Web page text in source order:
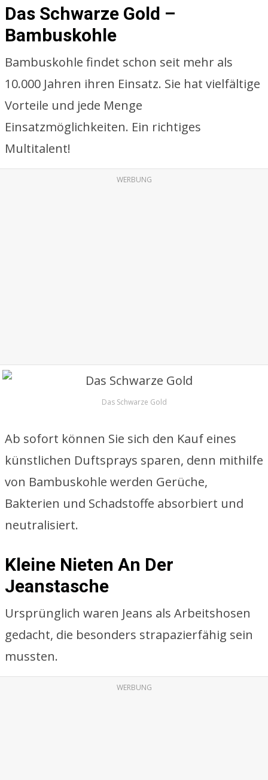
Das Schwarze Gold –
Bambuskohle
Bambuskohle findet schon seit mehr als
10.000 Jahren ihren Einsatz. Sie hat vielfältige
Vorteile und jede Menge
Einsatzmöglichkeiten. Ein richtiges
Multitalent!
WERBUNG
Das Schwarze Gold
Ab sofort können Sie sich den Kauf eines
künstlichen Duftsprays sparen, denn mithilfe
von Bambuskohle werden Gerüche,
Bakterien und Schadstoffe absorbiert und
neutralisiert.
Kleine Nieten An Der
Jeanstasche
Ursprünglich waren Jeans als Arbeitshosen
gedacht, die besonders strapazierfähig sein
mussten.
WERBUNG